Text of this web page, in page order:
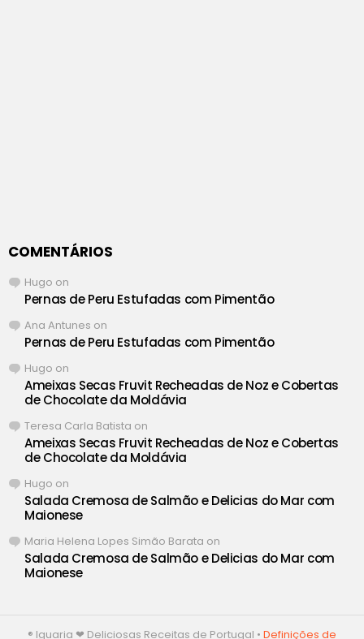
COMENTÁRIOS
Hugo on
Pernas de Peru Estufadas com Pimentão
Ana Antunes on
Pernas de Peru Estufadas com Pimentão
Hugo on
Ameixas Secas Fruvit Recheadas de Noz e Cobertas
de Chocolate da Moldávia
Teresa Carla Batista on
Ameixas Secas Fruvit Recheadas de Noz e Cobertas
de Chocolate da Moldávia
Hugo on
Salada Cremosa de Salmão e Delicias do Mar com
Maionese
Maria Helena Lopes Simão Barata on
Salada Cremosa de Salmão e Delicias do Mar com
Maionese
® Iguaria ❤ Deliciosas Receitas de Portugal • Definições de